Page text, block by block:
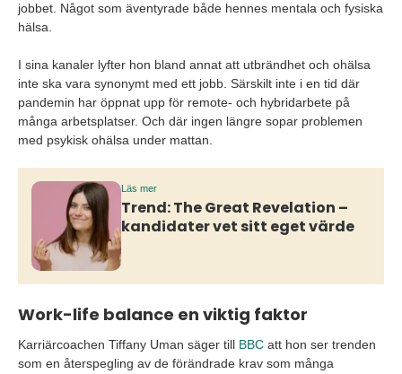
jobbet. Något som äventyrade både hennes mentala och fysiska
hälsa.
I sina kanaler lyfter hon bland annat att utbrändhet och ohälsa
inte ska vara synonymt med ett jobb. Särskilt inte i en tid där
pandemin har öppnat upp för remote- och hybridarbete på
många arbetsplatser. Och där ingen längre sopar problemen
med psykisk ohälsa under mattan.
Läs mer
Trend: The Great Revelation –
kandidater vet sitt eget värde
Work-life balance en viktig faktor
Karriärcoachen Tiffany Uman säger till BBC att hon ser trenden
som en återspegling av de förändrade krav som många